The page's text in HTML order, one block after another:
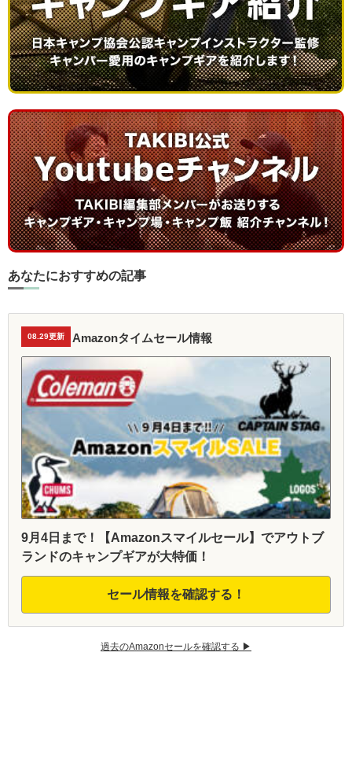
あなたにおすすめの記事
08.29更新 Amazonタイムセール情報
9月4日まで！【Amazonスマイルセール】でアウトブ
ランドのキャンプギアが大特価！
セール情報を確認する！
過去のAmazonセールを確認する ▶︎